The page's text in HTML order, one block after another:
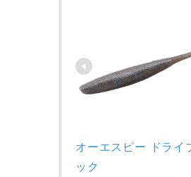
オーエスピー ドライ
ック